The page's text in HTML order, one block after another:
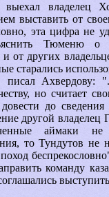
владелец
выставить от
эта цифра не
Тюменю о
и от других
старались
писал Ахвердову:
но считает
до сведения
другой
аймаки
то Тундутов не
команду